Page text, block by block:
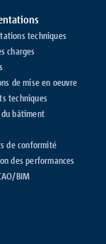
techniques
charges
de mise en oeuvre
techniques
du bâtiment
de conformité
des performances
BIM